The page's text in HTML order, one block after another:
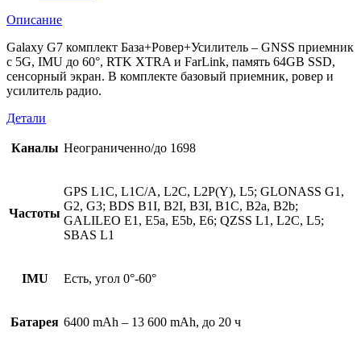
Описание
Galaxy G7 комплект База+Ровер+Усилитель – GNSS приемник
с 5G, IMU до 60°, RTK XTRA и FarLink, память 64GB SSD,
сенсорный экран. В комплекте базовый приемник, ровер и
усилитель радио.
Детали
Каналы Неограниченно/до 1698
Частоты
GPS L1C, L1C/A, L2C, L2P(Y), L5; GLONASS G1,
G2, G3; BDS B1I, B2I, B3I, B1C, B2a, B2b;
GALILEO E1, E5a, E5b, E6; QZSS L1, L2C, L5;
SBAS L1
IMU Есть, угол 0°-60°
Батарея 6400 mAh – 13 600 mAh, до 20 ч